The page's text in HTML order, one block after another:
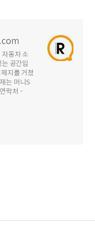
동차 소
공간입
지를 거쳤
는 머니S
락처 -